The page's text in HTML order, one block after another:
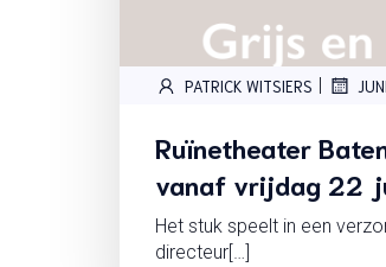
PATRICK WITSIERS |
Ruïnetheater
vanaf vrijdag 22
Het stuk speelt in een
directeur[…]